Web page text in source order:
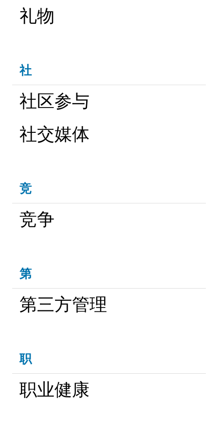
礼物
社
社区参与
社交媒体
竞
竞争
第
第三方管理
职
职业健康